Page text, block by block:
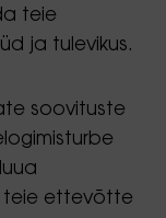
teie
ja tulevikus.
soovituste
teie ettevõtte